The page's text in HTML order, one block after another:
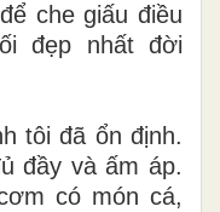
che giấu điều
đẹp nhất đời
tôi đã ổn định.
đầy và ấm áp.
có món cá,